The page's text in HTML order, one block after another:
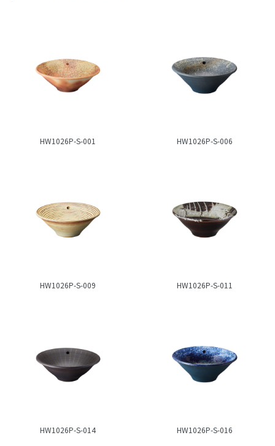
HW1026P-S-001 HW1026P-S-006
HW1026P-S-009 HW1026P-S-011
HW1026P-S-014 HW1026P-S-016